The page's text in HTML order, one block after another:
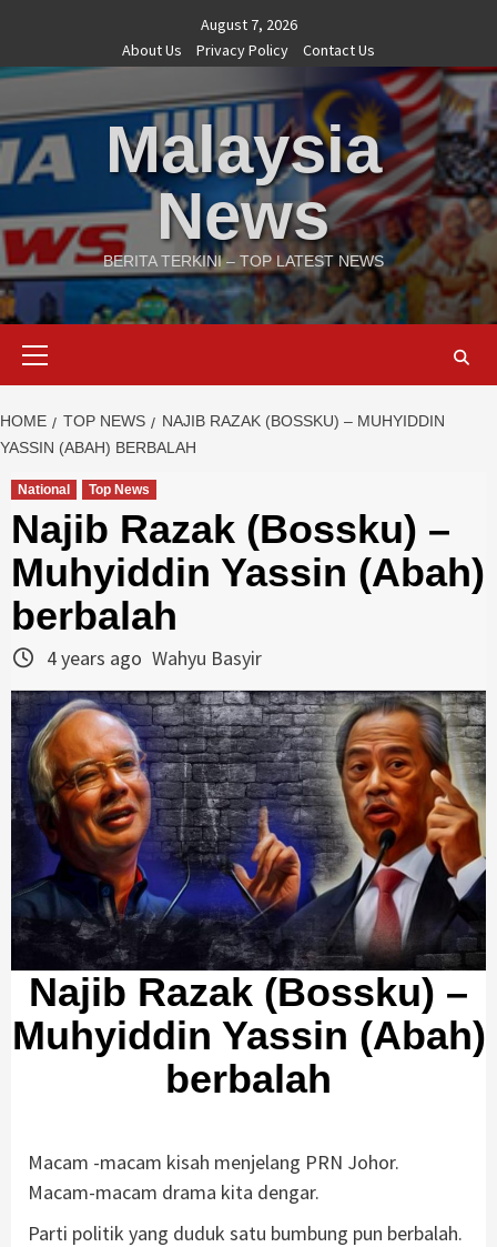
content
August 7, 2026
About Us
Privacy Policy Contact Us
Malaysia
News
BERITA TERKINI – TOP LATEST NEWS
HOME TOP NEWS
NAJIB RAZAK (BOSSKU) – MUHYIDDIN
YASSIN (ABAH) BERBALAH
National Top News
Najib Razak (Bossku) –
Muhyiddin Yassin (Abah)
berbalah
4 years ago Wahyu Basyir
Najib Razak (Bossku) –
Muhyiddin Yassin (Abah)
berbalah
Macam -macam kisah menjelang PRN Johor.
Macam-macam drama kita dengar.
Parti politik yang duduk satu bumbung pun berbalah.